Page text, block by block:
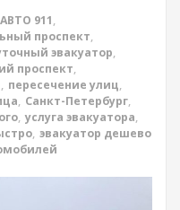
АВТО 911,
проспект,
эвакуатор,
проспект,
, пересечение улиц,
, Санкт-Петербург,
, услуга эвакуатора,
, эвакуатор дешево